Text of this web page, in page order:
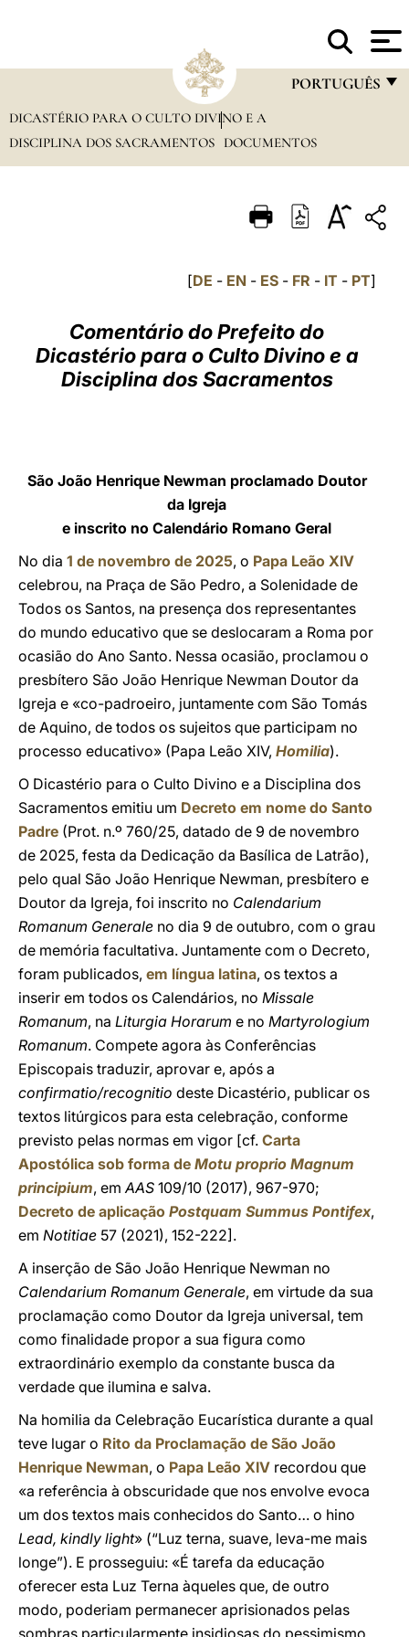
PORTUGUÊS
PORTUGUÊS
POLSKI
العربيّة
DICASTÉRIO PARA O CULTO DIVINO E A
DISCIPLINA DOS SACRAMENTOS DOCUMENTOS
[DE - EN - ES- FR - IT - PT]
Comentário do Prefeito do
Dicastério para o Culto Divino e a
Disciplina dos Sacramentos
São João Henrique Newman proclamado Doutor
da Igreja
e inscrito no Calendário Romano Geral
No dia 1 de novembro de 2025, o Papa Leão XIV
celebrou, na Praça de São Pedro, a Solenidade de
Todos os Santos, na presença dos representantes
do mundo educativo que se deslocaram a Roma por
ocasião do Ano Santo. Nessa ocasião, proclamou o
presbítero São João Henrique Newman Doutor da
Igreja e «co-padroeiro, juntamente com São Tomás
de Aquino, de todos os sujeitos que participam no
processo educativo» (Papa Leão XIV, Homilia).
O Dicastério para o Culto Divino e a Disciplina dos
Sacramentos emitiu um Decreto em nome do Santo
Padre (Prot. n.º 760/25, datado de 9 de novembro
de 2025, festa da Dedicação da Basílica de Latrão),
pelo qual São João Henrique Newman, presbítero e
Doutor da Igreja, foi inscrito no Calendarium
Romanum Generale no dia 9 de outubro, com o grau
de memória facultativa. Juntamente com o Decreto,
foram publicados, em língua latina, os textos a
inserir em todos os Calendários, no Missale
Romanum, na Liturgia Horarum e no Martyrologium
Romanum. Compete agora às Conferências
Episcopais traduzir, aprovar e, após a
confirmatio/recognitio deste Dicastério, publicar os
textos litúrgicos para esta celebração, conforme
previsto pelas normas em vigor [cf. Carta
Apostólica sob forma de Motu proprio Magnum
principium, emAAS 109/10 (2017), 967-970;
Decreto de aplicação Postquam Summus Pontifex,
em Notitiae 57 (2021), 152-222].
A inserção de São João Henrique Newman no
Calendarium Romanum Generale, em virtude da sua
proclamação como Doutor da Igreja universal, tem
como finalidade propor a sua figura como
extraordinário exemplo da constante busca da
verdade que ilumina e salva.
Na homilia da Celebração Eucarística durante a qual
teve lugar o Rito da Proclamação de São João
Henrique Newman, o Papa Leão XIV recordou que
«a referência à obscuridade que nos envolve evoca
um dos textos mais conhecidos do Santo… o hino
Lead, kindly light» (“Luz terna, suave, leva-me mais
longe”). E prosseguiu: «É tarefa da educação
oferecer esta Luz Terna àqueles que, de outro
modo, poderiam permanecer aprisionados pelas
sombras particularmente insidiosas do pessimismo